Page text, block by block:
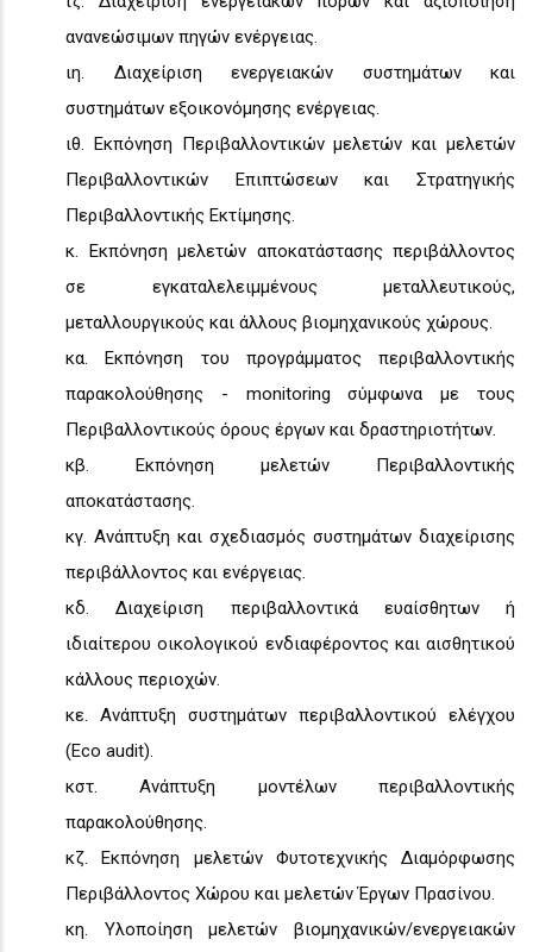
ανανεώσιμων πηγών ενέργειας.
ιη. Διαχείριση ενεργειακών συστημάτων και
συστημάτων εξοικονόμησης ενέργειας.
ιθ. Εκπόνηση Περιβαλλοντικών μελετών και μελετών
Περιβαλλοντικών Επιπτώσεων και Στρατηγικής
Περιβαλλοντικής Εκτίμησης.
κ. Εκπόνηση μελετών αποκατάστασης περιβάλλοντος
σε εγκαταλελειμμένους μεταλλευτικούς,
μεταλλουργικούς και άλλους βιομηχανικούς χώρους.
κα. Εκπόνηση του προγράμματος περιβαλλοντικής
παρακολούθησης - monitoring σύμφωνα με τους
Περιβαλλοντικούς όρους έργων και δραστηριοτήτων.
κβ. Εκπόνηση μελετών Περιβαλλοντικής
αποκατάστασης.
κγ. Ανάπτυξη και σχεδιασμός συστημάτων διαχείρισης
περιβάλλοντος και ενέργειας.
κδ. Διαχείριση περιβαλλοντικά ευαίσθητων ή
ιδιαίτερου οικολογικού ενδιαφέροντος και αισθητικού
κάλλους περιοχών.
κε. Ανάπτυξη συστημάτων περιβαλλοντικού ελέγχου
(Eco audit).
κστ. Ανάπτυξη μοντέλων περιβαλλοντικής
παρακολούθησης.
κζ. Εκπόνηση μελετών Φυτοτεχνικής Διαμόρφωσης
Περιβάλλοντος Χώρου και μελετών Έργων Πρασίνου.
κη. Υλοποίηση μελετών βιομηχανικών/ενεργειακών